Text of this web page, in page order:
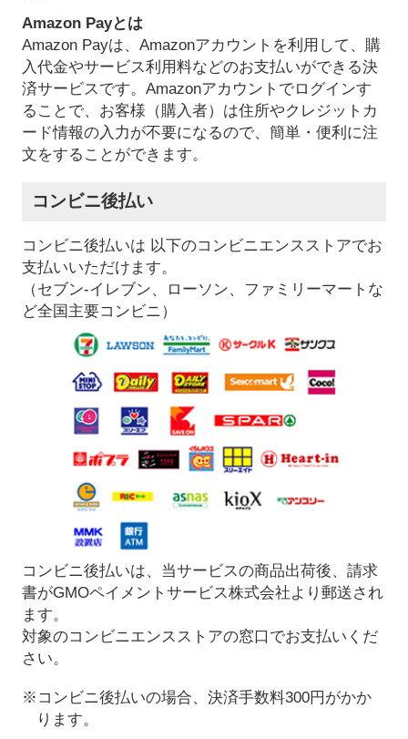
Amazon Payとは
Amazon Payは、Amazonアカウントを利用して、購
入代金やサービス利用料などのお支払いができる決
済サービスです。Amazonアカウントでログインす
ることで、お客様（購入者）は住所やクレジットカ
ード情報の入力が不要になるので、簡単・便利に注
文をすることができます。
コンビニ後払い
コンビニ後払いは 以下のコンビニエンスストアでお
支払いいただけます。
（セブン-イレブン、ローソン、ファミリーマートな
ど全国主要コンビニ）
コンビニ後払いは、当サービスの商品出荷後、請求
書がGMOペイメントサービス株式会社より郵送され
ます。
対象のコンビニエンスストアの窓口でお支払いくだ
さい。
※コンビニ後払いの場合、決済手数料300円がかか
ります。